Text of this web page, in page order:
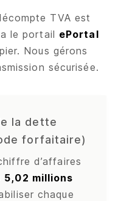
TVA est
le portail ePortal
Nous gérons
sécurisée.
la dette
forfaitaire)
d’affaires
5,02 millions
chaque